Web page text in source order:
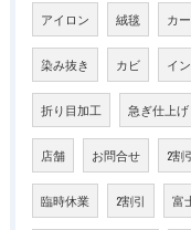
アイロン 絨毯 カ
染み抜き カビ イ
折り目加工 急ぎ仕上げ
店舗 お問合せ 2割
臨時休業 2割引 富